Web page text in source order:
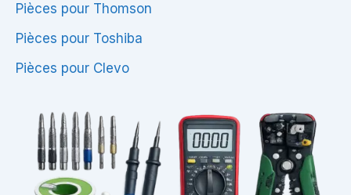
Pièces pour Thomson
Pièces pour Toshiba
Pièces pour Clevo